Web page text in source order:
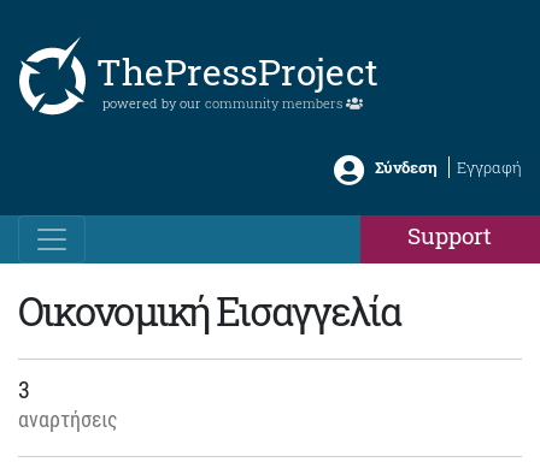
ThePressProject
powered by our community members
Σύνδεση Εγγραφή
Support
Οικονομική Εισαγγελία
3
αναρτήσεις